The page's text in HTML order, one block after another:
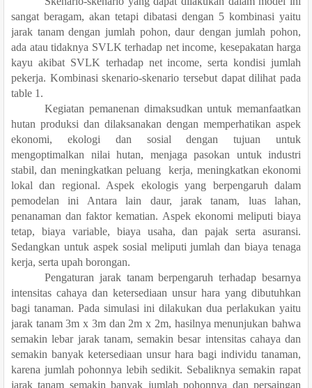
sangat beragam, akan tetapi dibatasi dengan 5 kombinasi yaitu
jarak tanam dengan jumlah pohon, daur dengan jumlah pohon,
ada atau tidaknya SVLK terhadap net income, kesepakatan harga
kayu akibat SVLK terhadap net income, serta kondisi jumlah
pekerja. Kombinasi skenario-skenario tersebut dapat dilihat pada
table 1.
Kegiatan pemanenan dimaksudkan untuk memanfaatkan
hutan produksi dan dilaksanakan dengan memperhatikan aspek
ekonomi, ekologi dan sosial dengan tujuan untuk
mengoptimalkan nilai hutan, menjaga pasokan untuk industri
stabil, dan meningkatkan peluang kerja, meningkatkan ekonomi
lokal dan regional. Aspek ekologis yang berpengaruh dalam
pemodelan ini Antara lain daur, jarak tanam, luas lahan,
penanaman dan faktor kematian. Aspek ekonomi meliputi biaya
tetap, biaya variable, biaya usaha, dan pajak serta asuransi.
Sedangkan untuk aspek sosial meliputi jumlah dan biaya tenaga
kerja, serta upah borongan.
Pengaturan jarak tanam berpengaruh terhadap besarnya
intensitas cahaya dan ketersediaan unsur hara yang dibutuhkan
bagi tanaman. Pada simulasi ini dilakukan dua perlakukan yaitu
jarak tanam 3m x 3m dan 2m x 2m, hasilnya menunjukan bahwa
semakin lebar jarak tanam, semakin besar intensitas cahaya dan
semakin banyak ketersediaan unsur hara bagi individu tanaman,
karena jumlah pohonnya lebih sedikit. Sebaliknya semakin rapat
jarak tanam semakin banyak jumlah pohonnya dan persaingan